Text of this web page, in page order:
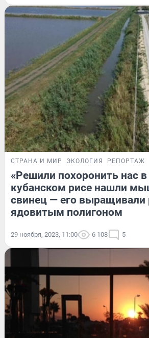
СТРАНА И МИР ЭКОЛОГИЯ РЕПОРТАЖ
«Решили похоронить нас
кубанском рисе нашли
свинец — его выращивали
ядовитым полигоном
29 ноября, 2023, 11:00 6 108 5